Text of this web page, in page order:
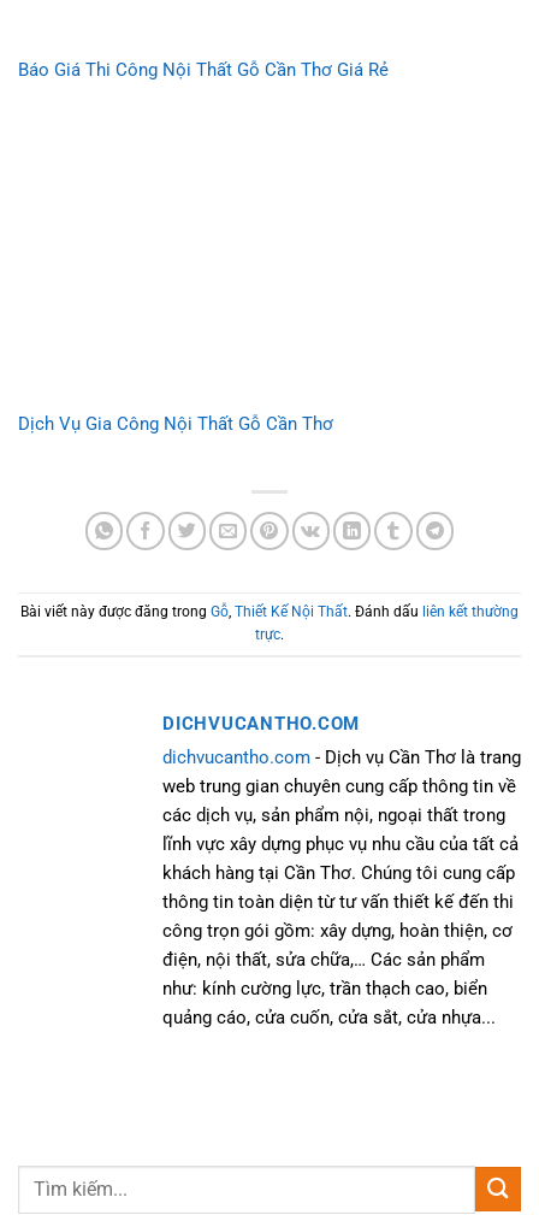
Báo Giá Thi Công Nội Thất Gỗ Cần Thơ Giá Rẻ
Dịch Vụ Gia Công Nội Thất Gỗ Cần Thơ
Bài viết này được đăng trong Gỗ, Thiết Kế Nội Thất. Đánh dấu liên kết thường
trực.
DICHVUCANTHO.COM
dichvucantho.com - Dịch vụ Cần Thơ là trang
web trung gian chuyên cung cấp thông tin về
các dịch vụ, sản phẩm nội, ngoại thất trong
lĩnh vực xây dựng phục vụ nhu cầu của tất cả
khách hàng tại Cần Thơ. Chúng tôi cung cấp
thông tin toàn diện từ tư vấn thiết kế đến thi
công trọn gói gồm: xây dựng, hoàn thiện, cơ
điện, nội thất, sửa chữa,… Các sản phẩm
như: kính cường lực, trần thạch cao, biển
quảng cáo, cửa cuốn, cửa sắt, cửa nhựa...